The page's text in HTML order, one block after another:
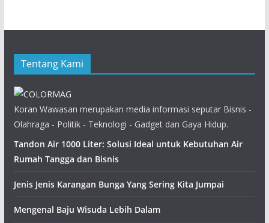
Tentang Kami
Koran Wawasan merupakan media informasi seputar Bisnis -
Olahraga - Politik - Teknologi - Gadget dan Gaya Hidup.
Tandon Air 1000 Liter: Solusi Ideal untuk Kebutuhan Air
Rumah Tangga dan Bisnis
Jenis Jenis Karangan Bunga Yang Sering Kita Jumpai
Mengenal Baju Wisuda Lebih Dalam